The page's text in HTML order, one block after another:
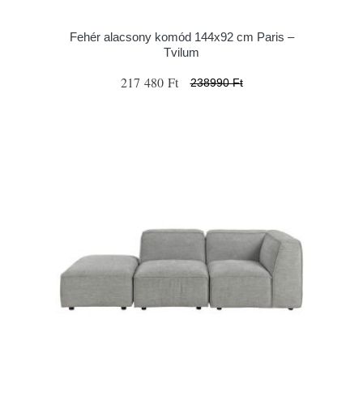
Fehér alacsony komód 144x92 cm Paris –
Tvilum
217 480 Ft 238990 Ft